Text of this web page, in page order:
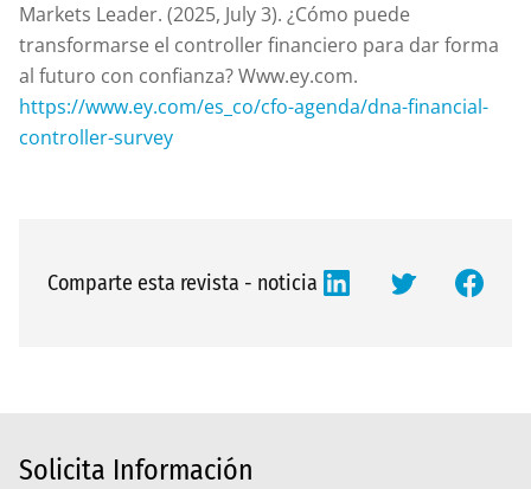
Markets Leader. (2025, July 3). ¿Cómo puede
transformarse el controller financiero para dar forma
al futuro con confianza? Www.ey.com.
https://www.ey.com/es_co/cfo-agenda/dna-financial-
controller-survey
Comparte esta revista - noticia
Solicita Información